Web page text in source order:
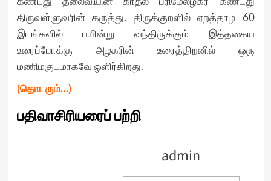
திருவள்ளுவரின் கருத்து. திருக்குறளில் ஏறத்தாழ 60
இடங்களில் பயின்று வந்திருக்கும் இத்தகைய
உரைப்போக்கு அழகரின் உரைத்திறனில் ஒரு
மணிமகுடமாகவே ஒளிர்கிறது.
(தொடரும்…)
பதிவாசிரியரைப் பற்றி
admin